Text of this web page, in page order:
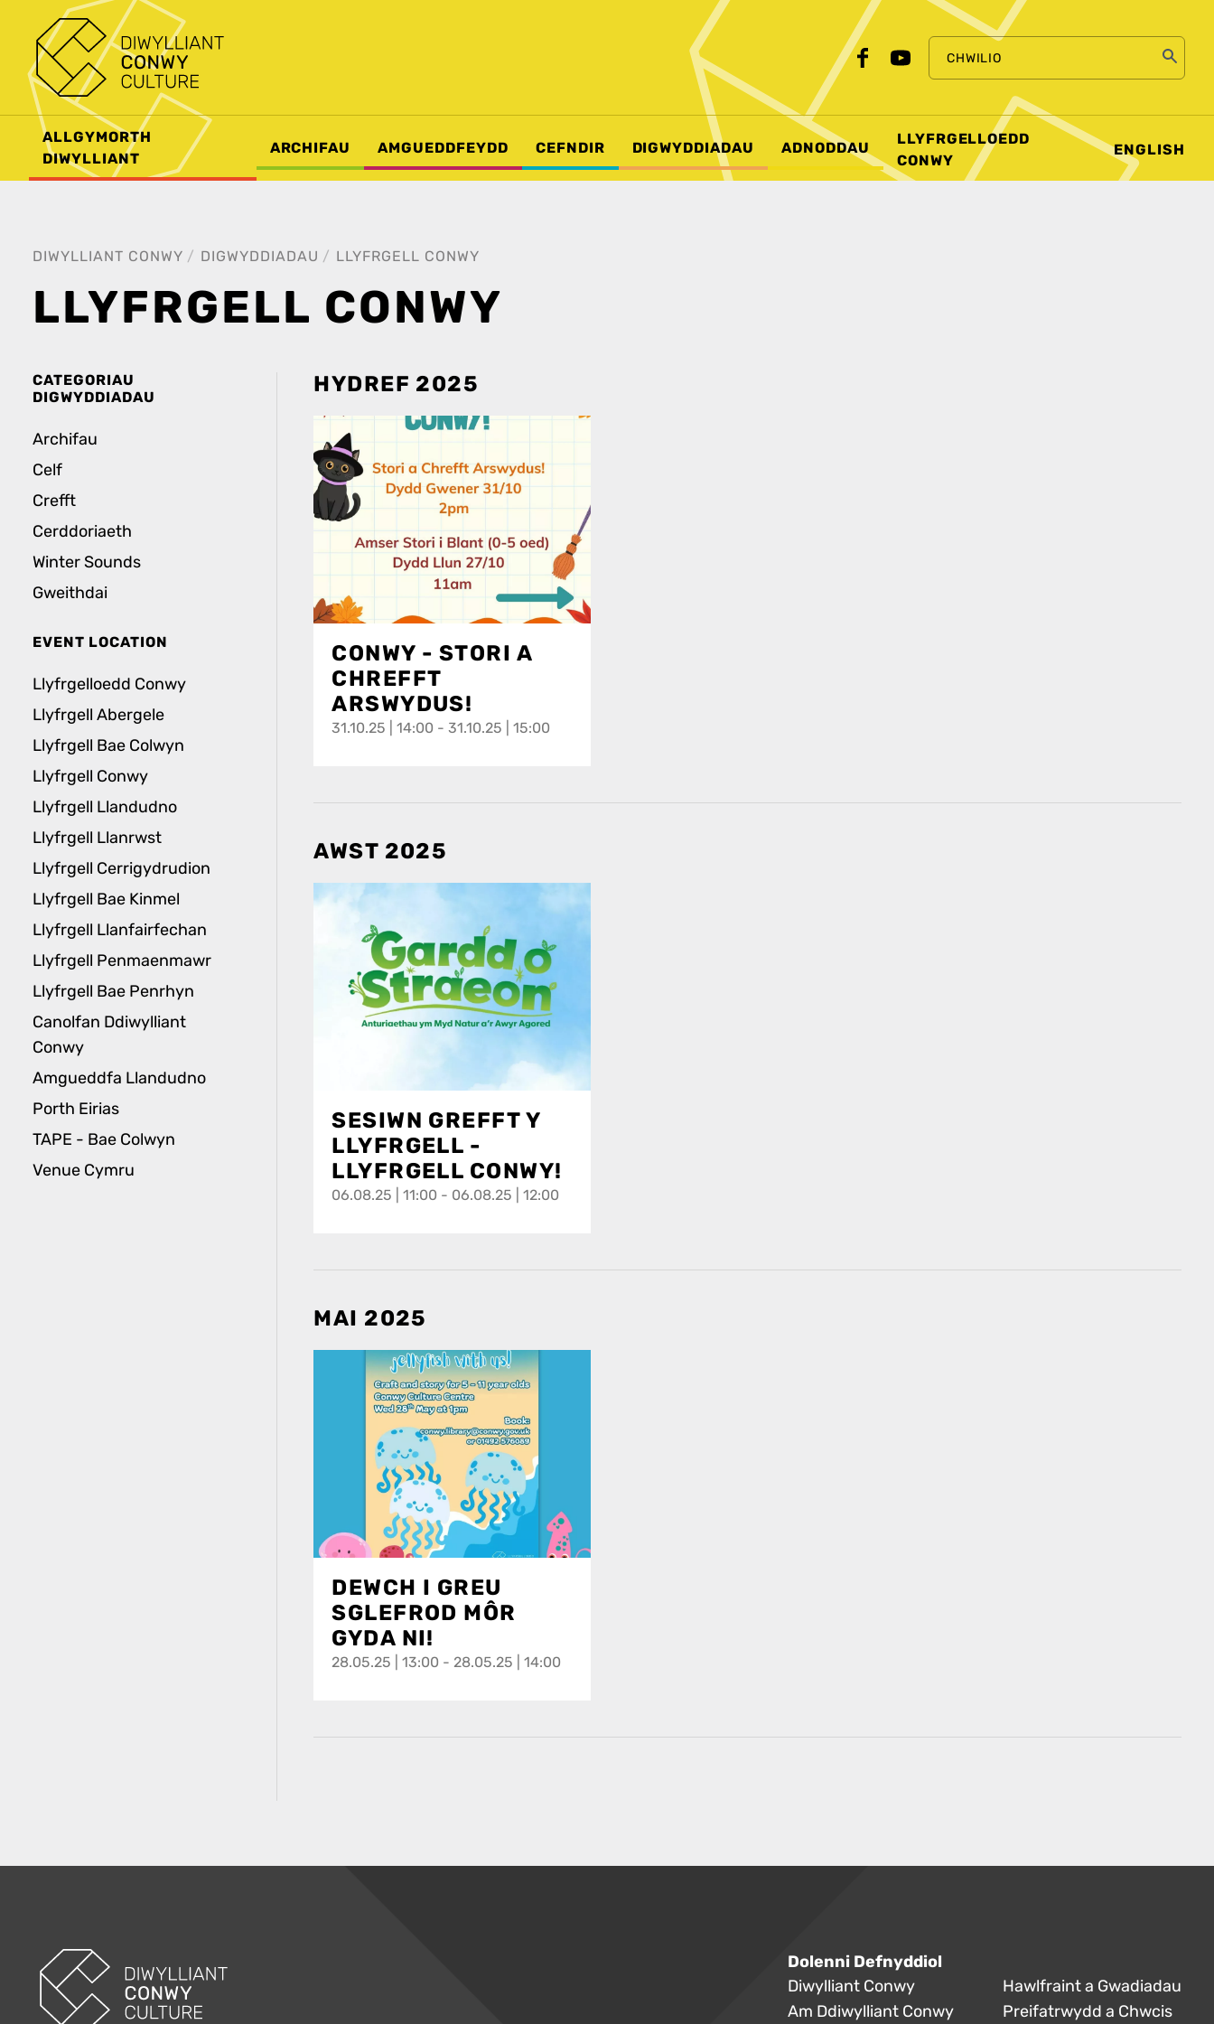
CHWILIO
ALLGYMORTH
DIWYLLIANT
ARCHIFAU AMGUEDDFEYDD CEFNDIR DIGWYDDIADAU ADNODDAU
LLYFRGELLOEDD
CONWY
ENGLISH
DIWYLLIANT CONWY DIGWYDDIADAU LLYFRGELL CONWY
LLYFRGELL CONWY
HYDREF 2025
CONWY - STORI A
CHREFFT
ARSWYDUS!
31.10.25 | 14:00 - 31.10.25 | 15:00
AWST 2025
SESIWN GREFFT Y
LLYFRGELL -
LLYFRGELL CONWY!
06.08.25 | 11:00 - 06.08.25 | 12:00
MAI 2025
DEWCH I GREU
SGLEFROD MÔR
GYDA NI!
28.05.25 | 13:00 - 28.05.25 | 14:00
CATEGORIAU
DIGWYDDIADAU
Archifau
Celf
Crefft
Cerddoriaeth
Winter Sounds
Gweithdai
EVENT LOCATION
Llyfrgelloedd Conwy
Llyfrgell Abergele
Llyfrgell Bae Colwyn
Llyfrgell Conwy
Llyfrgell Llandudno
Llyfrgell Llanrwst
Llyfrgell Cerrigydrudion
Llyfrgell Bae Kinmel
Llyfrgell Llanfairfechan
Llyfrgell Penmaenmawr
Llyfrgell Bae Penrhyn
Canolfan Ddiwylliant
Conwy
Amgueddfa Llandudno
Porth Eirias
TAPE - Bae Colwyn
Venue Cymru
Dolenni Defnyddiol
Diwylliant Conwy
Am Ddiwylliant Conwy
Hawlfraint a Gwadiadau
Preifatrwydd a Chwcis